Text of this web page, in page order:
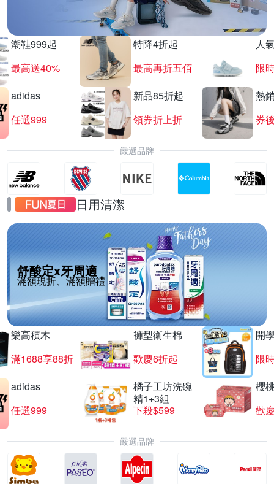
潮鞋999起
最高送40%
特降4折起
最高再折五佰
人
限
adidas
任選999
新品85折起
領券折上折
熱
券
嚴選品牌
日用清潔
舒酸定x牙周適
滿額現折、滿額贈禮
樂高積木
滿1688享88折
褲型衛生棉
歡慶6折起
開
限
adidas
任選999
橘子工坊洗碗
精1+3組
下殺$599
櫻
歡
嚴選品牌